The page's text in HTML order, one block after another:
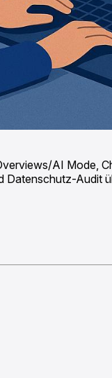
AI Mode,